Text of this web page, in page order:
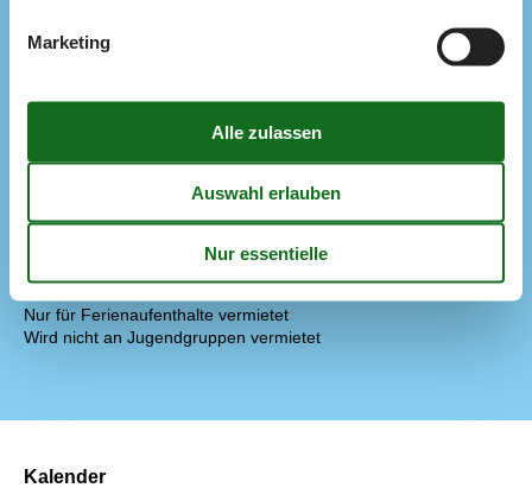
Nahe am Meer
Rauchfreies Haus
Die Küche verfügt über Warmwasser
Elektroherd
Kühlschrank
Nur für Ferienaufenthalte vermietet
Wird nicht an Jugendgruppen vermietet
Kalender
Marketing